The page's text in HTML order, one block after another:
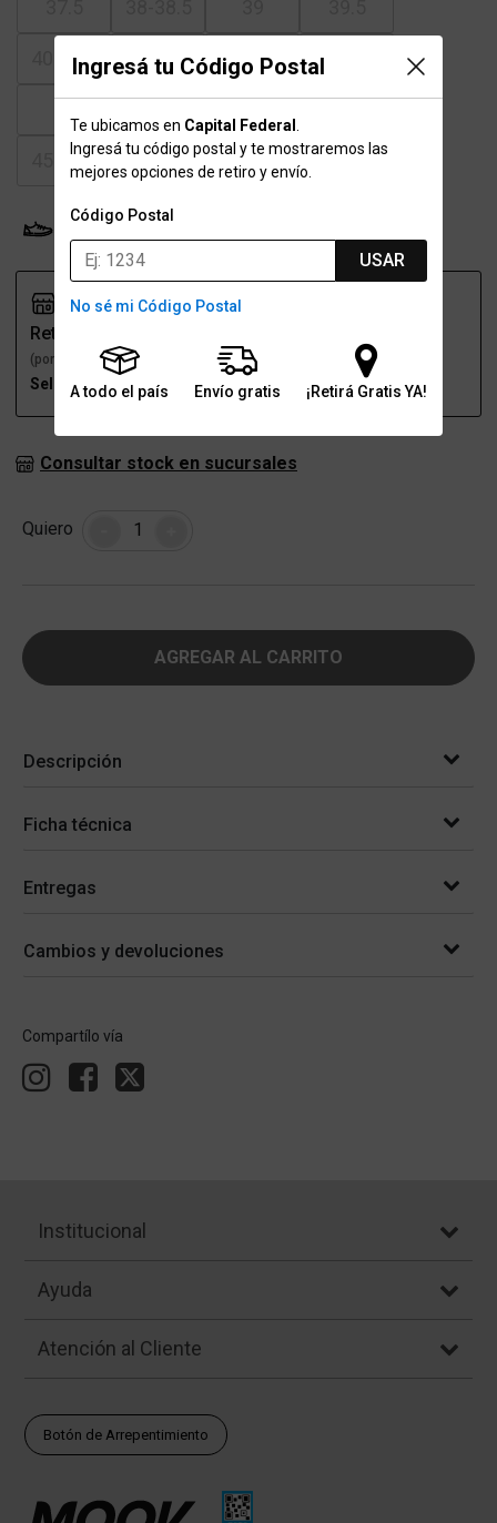
Ingresá tu Código Postal
Te ubicamos en Capital Federal
Ingresá tu código postal y te mostraremos las
mejores opciones de retiro y envío.
Código Postal
USAR
No sé mi Código Postal
A todo el país Envío gratis ¡Retirá Gratis YA!
40-40.5 41 41.5 42-42.5
45-45.5 46 46.5
Probador Virtual
Retiro
(por una sucursal)
Seleccioná talle Seleccioná talle
Consultar stock en sucursales
Quiero Cantidad
AGREGAR AL CARRITO
Descripción
Ficha técnica
Entregas
Cambios y devoluciones
Compartílo vía
Institucional
Ayuda
Atención al Cliente
Botón de Arrepentimiento